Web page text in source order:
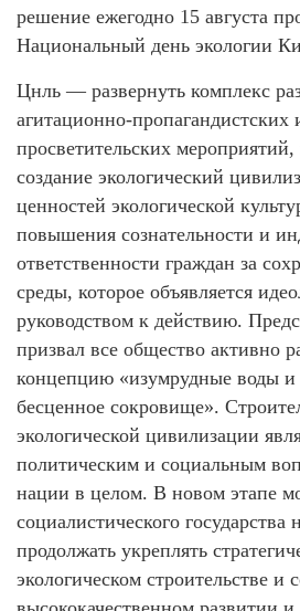
решение ежегодно 15 августа
Национальный день экологии
Цнль — развернуть комплекс
агитационно-пропагандистских
просветительских
создание экологический
ценностей экологической
повышения сознательности и
ответственности граждан за
среды, которое объявляется
руководством к действию.
призвал все общество активно
концепцию «изумрудные воды
бесценное сокровище».
экологической цивилизации
политическим и социальным
нации в целом. В новом этапе
социалистического государства
продолжать укреплять
экологическом строительстве и